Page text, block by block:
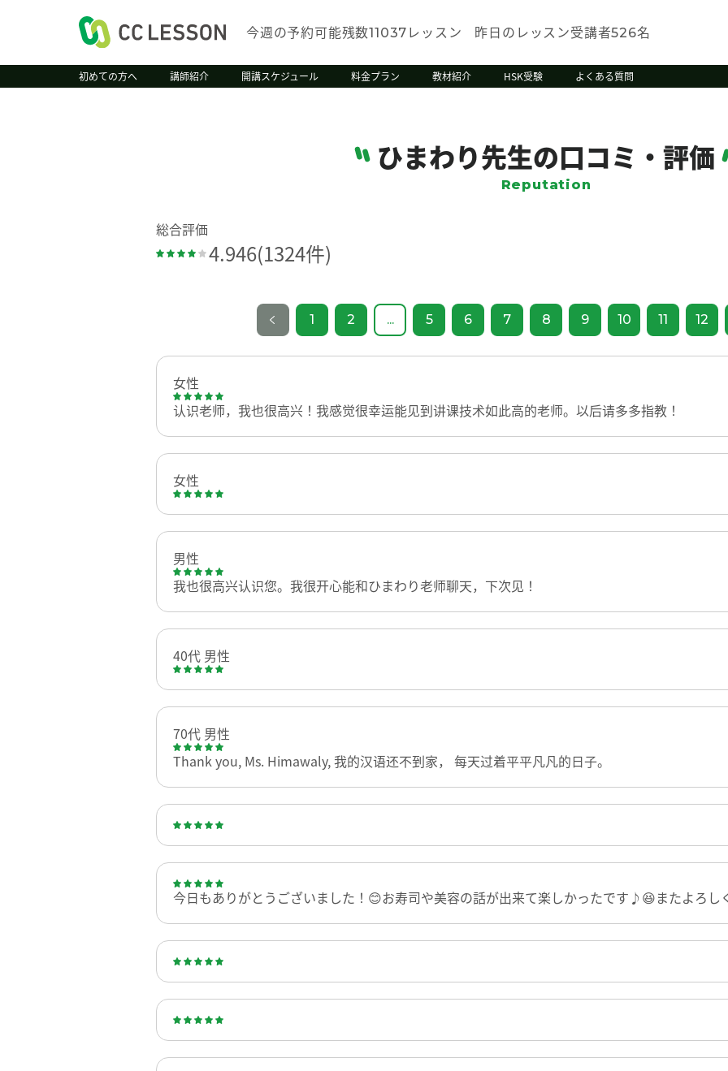
今週の予約可能残数11037 レッスン 昨日のレッスン受講者526名
初めての方へ 講師紹介 開講スケジュール 料金プラン 教材紹介 HSK受験 よくある質問
ひまわり先生の口コミ・評価
Reputation
総合評価
4.946(1324件)
1 2 ... 5 6 7 8 9 10 11 12
女性
认识老师，我也很高兴！我感觉很幸运能见到讲课技术如此高的老师。以后请多多指教！
女性
男性
我也很高兴认识您。我很开心能和ひまわり老师聊天，下次见！
40代 男性
70代 男性
Thank you, Ms. Himawaly, 我的汉语还不到家， 每天过着平平凡凡的日子。
今日もありがとうございました！😊お寿司や美容の話が出来て楽しかったです♪😆またよろし